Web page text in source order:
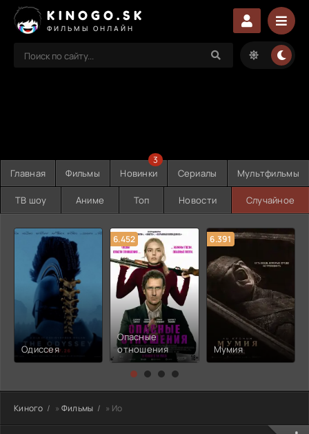
KINOGO.SK
ФИЛЬМЫ ОНЛАЙН
Главная Фильмы Новинки
3
Сериалы Мультфильмы
ТВ шоу Аниме Топ Новости Случайное
Одиссея
6.452
Опасные
отношения
6.391
Мумия
Киного » Фильмы » Ио